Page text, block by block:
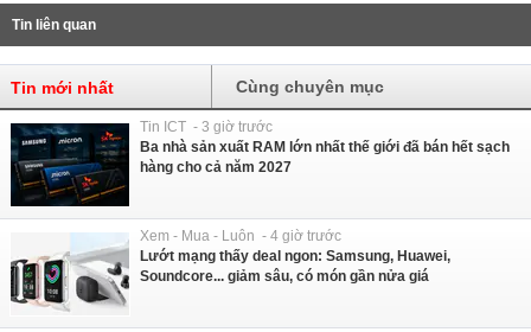
Tin liên quan
Tin mới nhất Cùng chuyên mục
Tin ICT - 3 giờ trước
Ba nhà sản xuất RAM lớn nhất thế giới đã bán hết sạch
hàng cho cả năm 2027
Xem - Mua - Luôn - 4 giờ trước
Lướt mạng thấy deal ngon: Samsung, Huawei,
Soundcore... giảm sâu, có món gần nửa giá